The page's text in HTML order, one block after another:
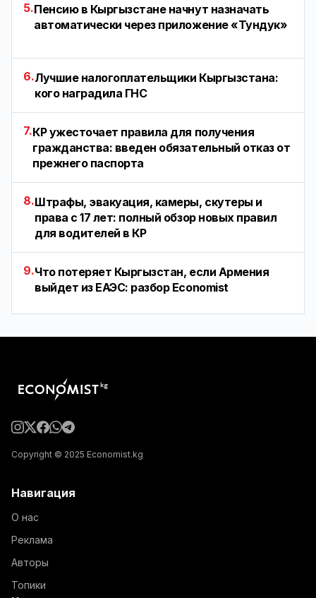
5.Пенсию в Кыргызстане начнут назначать
автоматически через приложение «Тундук»
6.Лучшие налогоплательщики Кыргызстана:
кого наградила ГНС
7.КР ужесточает правила для получения
гражданства: введен обязательный отказ от
прежнего паспорта
8.Штрафы, эвакуация, камеры, скутеры и
права с 17 лет: полный обзор новых правил
для водителей в КР
9.Что потеряет Кыргызстан, если Армения
выйдет из ЕАЭС: разбор Economist
Copyright © 2025 Economist.kg
Навигация
О нас
Реклама
Авторы
Топики